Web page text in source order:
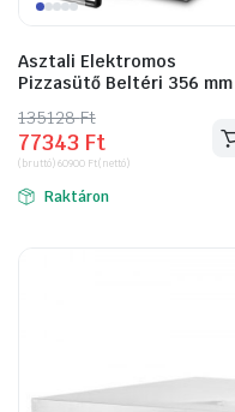
Asztali Elektromos
Pizzasütő Beltéri 356 mm
135128Ft
Original
price
was:
135128 Ft.
77343 Ft
Current
price
is:
77343 Ft.
(bruttó)60900 Ft(nettó)
Raktáron